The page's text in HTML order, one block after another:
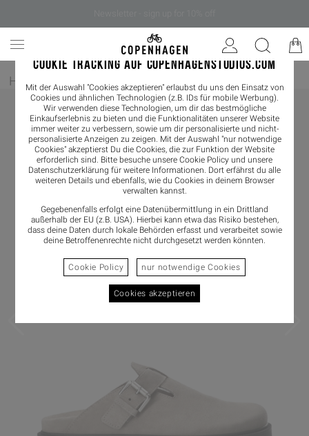
COOKIE TRACKING AUF COPENHAGENSTUDIOS.COM
Mit der Auswahl "Cookies akzeptieren" erlaubst du uns den Einsatz von
Cookies und ähnlichen Technologien (z.B. IDs für mobile Werbung).
Wir verwenden diese Technologien, um dir das bestmögliche
Einkaufserlebnis zu bieten und die Funktionalitäten unserer Website
immer weiter zu verbessern, sowie um dir personalisierte und nicht-
personalisierte Anzeigen zu zeigen. Mit der Auswahl "nur notwendige
Cookies" akzeptierst Du die Cookies, die zur Funktion der Website
erforderlich sind. Bitte besuche unsere Cookie Policy und unsere
Datenschutzerklärung für weitere Informationen. Dort erfährst du alle
weiteren Details und ebenfalls, wie du Cookies in deinem Browser
verwalten kannst.
Gegebenenfalls erfolgt eine Datenübermittlung in ein Drittland
außerhalb der EU (z.B. USA). Hierbei kann etwa das Risiko bestehen,
dass deine Daten durch lokale Behörden erfasst und verarbeitet sowie
deine Betroffenenrechte nicht durchgesetzt werden könnten.
Cookie Policy nur notwendige Cookies
Cookies akzeptieren
Home / Herren/ Slider